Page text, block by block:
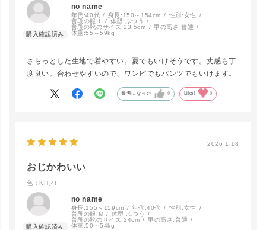
カラー/サイズ
KH／F
LINEで再入荷
在庫なし
no name
年代:40代 身長: 150～154cm 性別:女性
普段の服: L 体型: ふつう
普段の靴のサイズ:23.5cm 甲の高さ:普通
体重:55～59kg
さらっとした生地で着やすい。夏でもいけそうです。丈感も丁
度良い。合わせやすいので、ワンピでもパンツでもいけます。
参考になった 0 Like! 0
2026.1.18
おじかわいい
色：KH／F
no name
身長:155～159cm 年代:40代 性別:女性
普段の服: M 体型: ふつう
普段の靴のサイズ:24cm 甲の高さ:普通
体重:50～54kg